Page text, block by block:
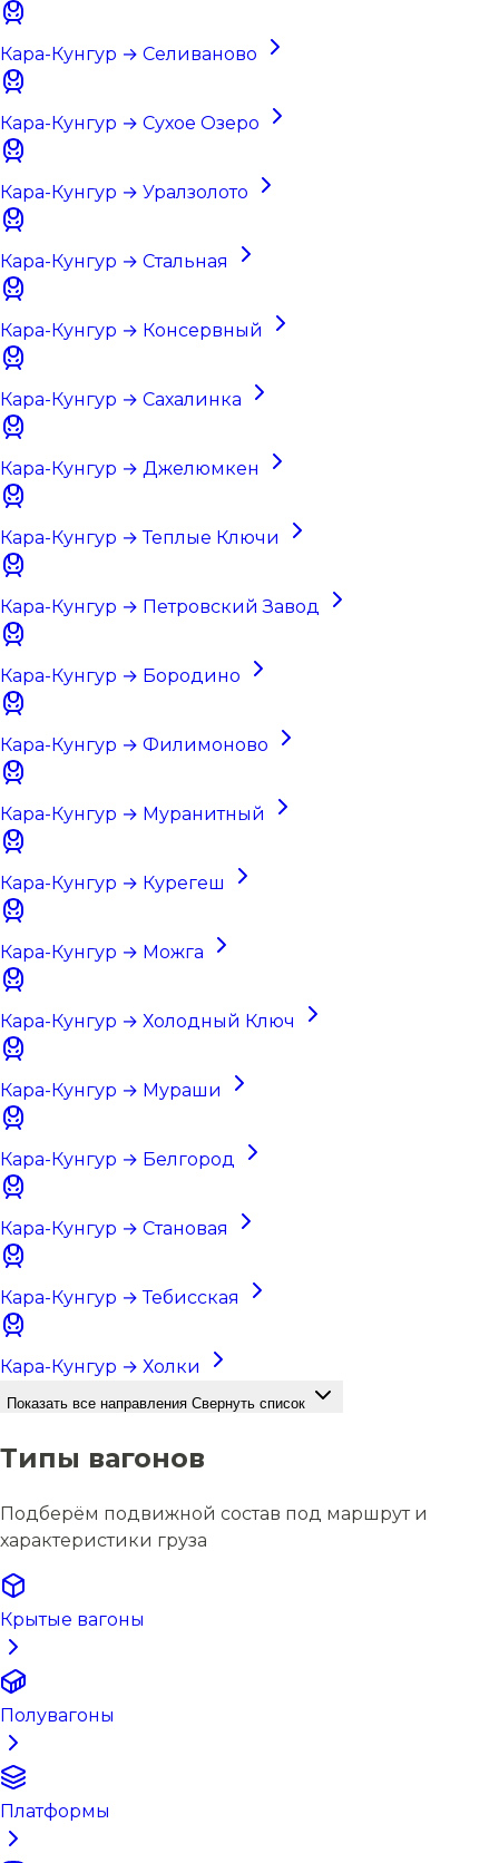
Кара-Кунгур → Селиваново
Кара-Кунгур → Сухое Озеро
Кара-Кунгур → Уралзолото
Кара-Кунгур → Стальная
Кара-Кунгур → Консервный
Кара-Кунгур → Сахалинка
Кара-Кунгур → Джелюмкен
Кара-Кунгур → Теплые Ключи
Кара-Кунгур → Петровский Завод
Кара-Кунгур → Бородино
Кара-Кунгур → Филимоново
Кара-Кунгур → Муранитный
Кара-Кунгур → Курегеш
Кара-Кунгур → Можга
Кара-Кунгур → Холодный Ключ
Кара-Кунгур → Мураши
Кара-Кунгур → Белгород
Кара-Кунгур → Становая
Кара-Кунгур → Тебисская
Кара-Кунгур → Холки
Показать все направления Свернуть список
Типы вагонов
Подберём подвижной состав под маршрут и
характеристики груза
Крытые вагоны
Полувагоны
Платформы